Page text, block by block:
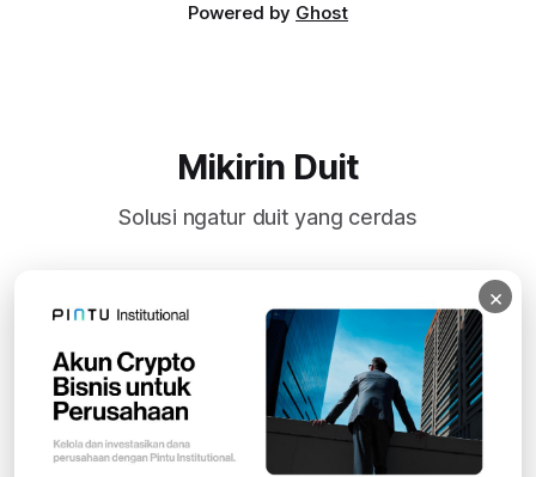
Powered by Ghost
Mikirin Duit
Solusi ngatur duit yang cerdas
Subscribe
×